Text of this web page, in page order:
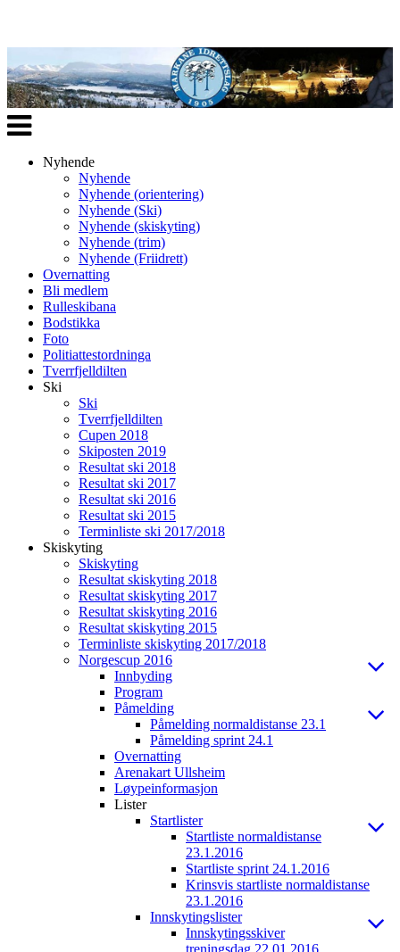
Veksle
navigasjon
Nyhende
Nyhende
Nyhende (orientering)
Nyhende (Ski)
Nyhende (skiskyting)
Nyhende (trim)
Nyhende (Friidrett)
Overnatting
Bli medlem
Rulleskibana
Bodstikka
Foto
Politiattestordninga
Tverrfjelldilten
Ski
Ski
Tverrfjelldilten
Cupen 2018
Skiposten 2019
Resultat ski 2018
Resultat ski 2017
Resultat ski 2016
Resultat ski 2015
Terminliste ski 2017/2018
Skiskyting
Skiskyting
Resultat skiskyting 2018
Resultat skiskyting 2017
Resultat skiskyting 2016
Resultat skiskyting 2015
Terminliste skiskyting 2017/2018
Norgescup 2016
Innbyding
Program
Påmelding
Påmelding normaldistanse 23.1
Påmelding sprint 24.1
Overnatting
Arenakart Ullsheim
Løypeinformasjon
Lister
Startlister
Startliste normaldistanse
23.1.2016
Startliste sprint 24.1.2016
Krinsvis startliste normaldistanse
23.1.2016
Innskytingslister
Innskytingsskiver
treningsdag 22.01.2016